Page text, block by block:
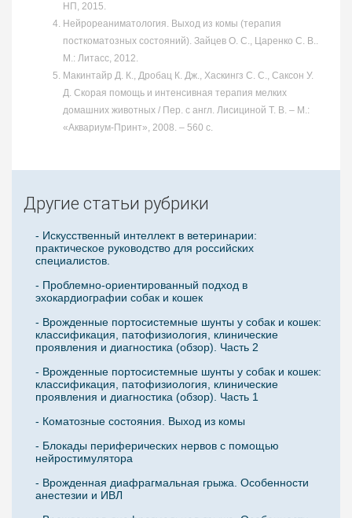
НП, 2015.
Нейрореаниматология. Выход из комы (терапия
посткоматозных состояний). Зайцев О. С., Царенко С. В..
М.: Литасс, 2012.
Макинтайр Д. К., Дробац К. Дж., Хаскингз С. С., Саксон У.
Д. Скорая помощь и интенсивная терапия мелких
домашних животных / Пер. с англ. Лисициной Т. В. – М.:
«Аквариум-Принт», 2008. – 560 с.
Другие статьи рубрики
- Искусственный интеллект в ветеринарии:
практическое руководство для российских
специалистов.
- Проблемно-ориентированный подход в
эхокардиографии собак и кошек
- Врожденные портосистемные шунты у собак и кошек:
классификация, патофизиология, клинические
проявления и диагностика (обзор). Часть 2
- Врожденные портосистемные шунты у собак и кошек:
классификация, патофизиология, клинические
проявления и диагностика (обзор). Часть 1
- Коматозные состояния. Выход из комы
- Блокады периферических нервов с помощью
нейростимулятора
- Врожденная диафрагмальная грыжа. Особенности
анестезии и ИВЛ